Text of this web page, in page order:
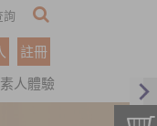
詢
註冊
素人體驗